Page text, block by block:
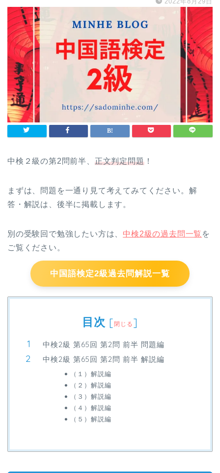
中検２級の第2問前半、 正文判定問題！
まずは、問題を一通り見て考えてみてください。解
答・解説は、後半に掲載します。
別の受験回で勉強したい方は、 中検2級の過去問一覧 を
ご覧ください。
中国語検定2級過去問解説一覧
目次 [ 閉じる ]
中検2級 第65回 第2問 前半 問題編
中検2級 第65回 第2問 前半 解説編
（１）解説編
（２）解説編
（３）解説編
（４）解説編
（５）解説編